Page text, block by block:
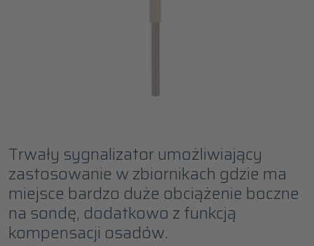
Trwały sygnalizator umożliwiający
zastosowanie w zbiornikach gdzie ma
miejsce bardzo duże obciążenie boczne
na sondę, dodatkowo z funkcją
kompensacji osadów.